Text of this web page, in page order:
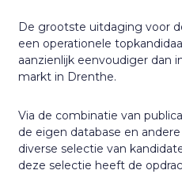
De grootste uitdaging voor
een operationele
aanzienlijk eenvoudiger dan
markt in Drenthe.
Via de combinatie van
de eigen database en
diverse selectie van
deze selectie heeft de